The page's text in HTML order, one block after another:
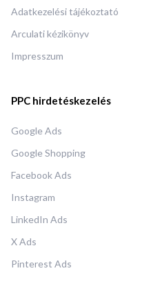
Adatkezelési tájékoztató
Arculati kézikönyv
Impresszum
PPC hirdetéskezelés
Google Ads
Google Shopping
Facebook Ads
Instagram
LinkedIn Ads
X Ads
Pinterest Ads